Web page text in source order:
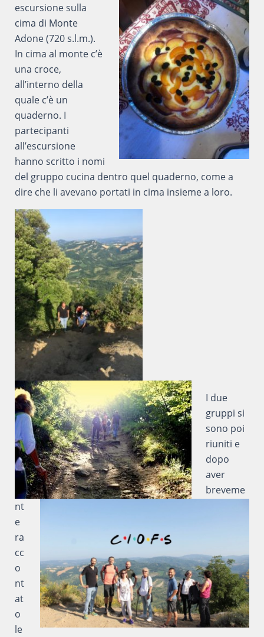
escursione sulla
cima di Monte
Adone (720 s.l.m.).
In cima al monte c’è
una croce,
all’interno della
quale c’è un
quaderno. I
partecipanti
all’escursione
hanno scritto i nomi
del gruppo cucina dentro quel quaderno, come a
dire che li avevano portati in cima insieme a loro.
I due
gruppi si
sono poi
riuniti e
dopo
aver
breveme
nt
e
ra
cc
o
nt
at
o
le